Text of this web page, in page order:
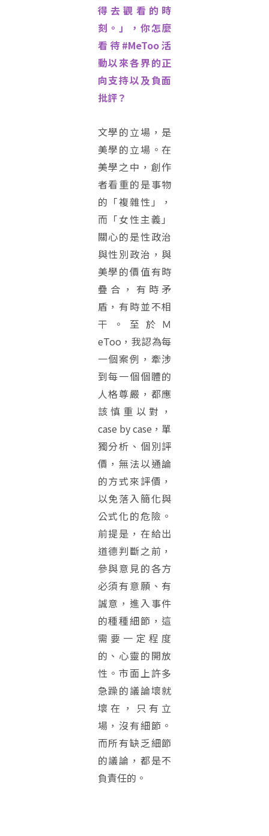
得去觀看的時
刻。」，你怎麼
看待#MeToo活
動以來各界的正
向支持以及負面
批評？
文學的立場，是
美學的立場。在
美學之中，創作
者看重的是事物
的「複雜性」，
而「女性主義」
關心的是性政治
與性別政治，與
美學的價值有時
疊合，有時矛
盾，有時並不相
干。至於Ｍ
eToo，我認為每
一個案例，牽涉
到每一個個體的
人格尊嚴，都應
該慎重以對，
case by case，單
獨分析、個別評
價，無法以通論
的方式來評價，
以免落入簡化與
公式化的危險。
前提是，在給出
道德判斷之前，
參與意見的各方
必須有意願、有
誠意，進入事件
的種種細節，這
需要一定程度
的、心靈的開放
性。市面上許多
急躁的議論壞就
壞在，只有立
場，沒有細節。
而所有缺乏細節
的議論，都是不
負責任的。